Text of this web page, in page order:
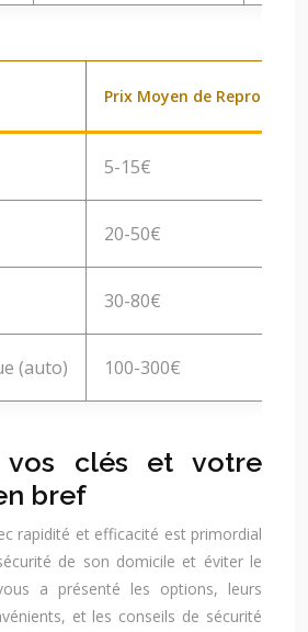
Prix Moyen de
5-15€
20-50€
30-80€
(auto) 100-300€
vos clés et votre
bref
rapidité et efficacité est primordial
de son domicile et éviter le
a présenté les options, leurs
et les conseils de sécurité